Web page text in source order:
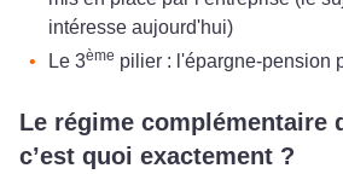
intéresse aujourd'hui)
Le 3ème pilier : l'épargne-pension
Le régime complémentaire
c’est quoi exactement ?